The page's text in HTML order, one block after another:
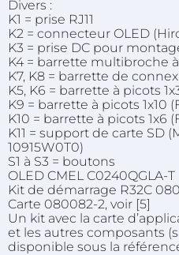
Divers :
K1 = prise RJ11
K2 = connecteur OLED
K3 = prise DC pour
K4 = barrette multibroche
K7, K8 = barrette de
K5, K6 = barrette à picots
K9 = barrette à picots 1x10
K10 = barrette à picots 1x6
K11 = support de carte SD
10915W0T0)
S1 à S3 = boutons
OLED CMEL C0240QGLA-T
Kit de démarrage R32C
Carte 080082-2, voir [5]
Un kit avec la carte
et les autres composants
disponible sous la